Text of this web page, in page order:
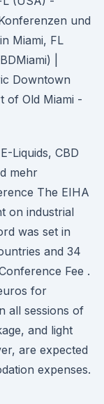
und
Miami, FL
|
Downtown
of Old Miami -
Liquids, CBD
mehr
The EIHA
on industrial
was set in
and 34
Fee .
for
all sessions of
and light
are expected
expenses.